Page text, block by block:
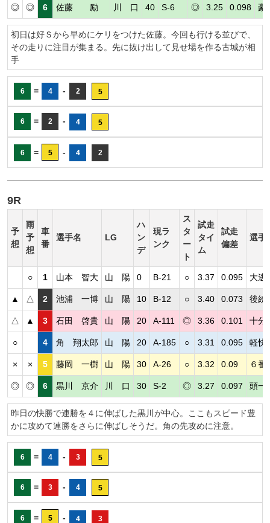
◎ ◎ 6 佐藤 励 川 口 40 S-6 ◎ 3.25 0.098 豪
初日は好Ｓから早めにケリをつけた佐藤。今回も行ける並びで、
その走りに注目が集まる。先に抜け出して見せ場を作る古城が相
手
6 = 4 - 2 5
6 = 2 - 4 5
6 = 5 - 4 2
9R
予
想
雨
予
想
車
番
選手名 LG
ハ
ン
デ
現ラ
ンク
ス
タ
ー
ト
試走
タイ
ム
試走
偏差
選手
○ 1 山本 智大 山 陽 0 B-21 ○ 3.37 0.095 大逃
▲ △ 2 池浦 一博 山 陽 10 B-12 ○ 3.40 0.073 後続
△ ▲ 3 石田 啓貴 山 陽 20 A-111 ◎ 3.36 0.101 十分
○ 4 角 翔太郎 山 陽 20 A-185 ○ 3.31 0.095 軽快
× × 5 藤岡 一樹 山 陽 30 A-26 ○ 3.32 0.09 ６番
◎ ◎ 6 黒川 京介 川 口 30 S-2 ◎ 3.27 0.097 頭一
昨日の快勝で連勝を４に伸ばした黒川が中心。ここもスピード豊
かに攻めて連勝をさらに伸ばしそうだ。角の先攻めに注意。
6 = 4 - 3 5
6 = 3 - 4 5
6 = 5 - 4 3